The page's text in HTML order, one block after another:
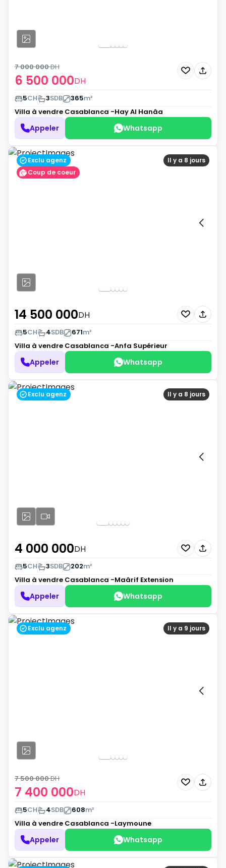
6 500 000DH
7 000 000DH
5CH 3SDB 365m²
Villa à vendre Casablanca -Hay Al Hanâa
Appeler Whatsapp
Il y a 8 jours
Exclu agenz
Coup de coeur
14 500 000DH
5CH 4SDB 671m²
Villa à vendre Casablanca -Anfa Supérieur
Appeler Whatsapp
Il y a 8 jours
Exclu agenz
4 000 000DH
5CH 3SDB 202m²
Villa à vendre Casablanca -Maârif Extension
Appeler Whatsapp
Il y a 9 jours
Exclu agenz
7 400 000DH
7 500 000DH
5CH 4SDB 608m²
Villa à vendre Casablanca -Laymoune
Appeler Whatsapp